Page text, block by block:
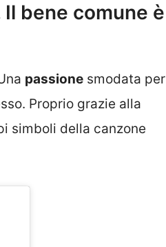
Il bene comune è
passione smodata per
Proprio grazie alla
simboli della canzone